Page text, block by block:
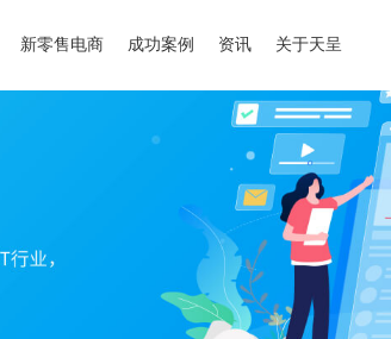
新零售电商 成功案例 资讯 关于天呈